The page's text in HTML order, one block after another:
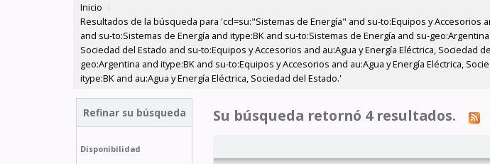
Inicio ›
Resultados de la búsqueda para 'ccl=su:"Sistemas de Energía" and su-to:Equipos y Accesorios
and su-to:Sistemas de Energía and itype:BK and su-to:Sistemas de Energía and su-
Sociedad del Estado and su-to:Equipos y Accesorios and au:Agua y Energía Eléctrica, Sociedad
geo:Argentina and itype:BK and su-to:Equipos y Accesorios and au:Agua y Energía Eléctrica,
itype:BK and au:Agua y Energía Eléctrica, Sociedad del Estado.'
Refinar su búsqueda
Disponibilidad
Su búsqueda retornó 4 resultados.